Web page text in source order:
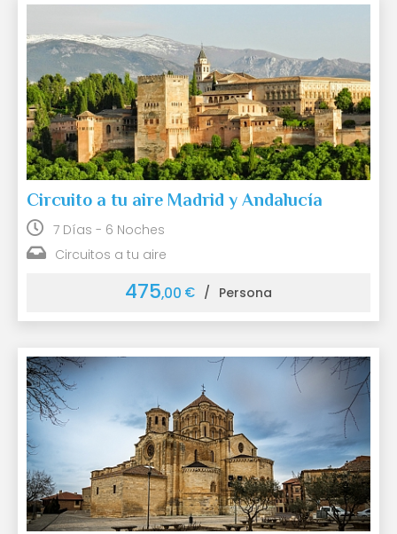
Circuito a tu aire Madrid y Andalucía
7 Días - 6 Noches
Circuitos a tu aire
475,00 € / Persona